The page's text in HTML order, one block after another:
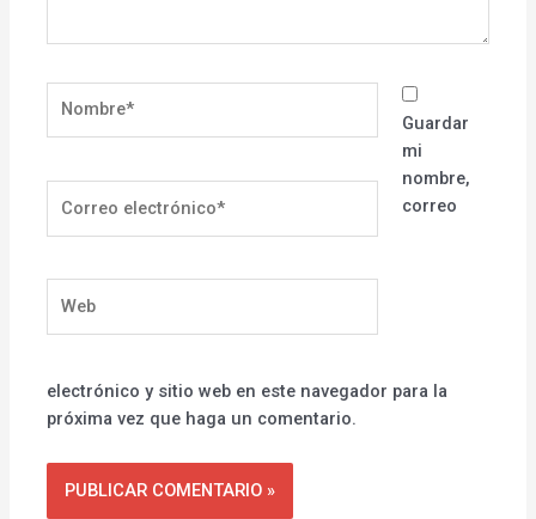
electrónico*
Guardar
mi
nombre,
correo
electrónico y sitio web en este navegador para la
próxima vez que haga un comentario.